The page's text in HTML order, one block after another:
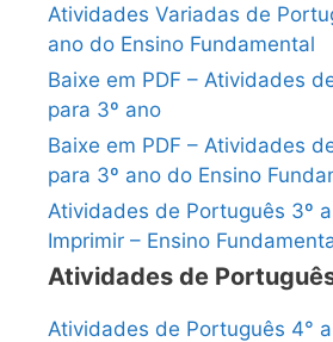
Atividades Variadas de
ano do Ensino Fundamental
Baixe em PDF – Atividades
para 3º ano
Baixe em PDF – Atividades
para 3º ano do Ensino
Atividades de Português 3º
Imprimir – Ensino
Atividades de
Atividades de Português 4°